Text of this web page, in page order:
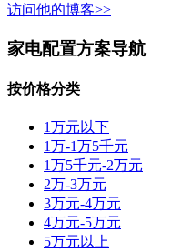
访问他的博客>>
家电配置方案导航
按价格分类
1万元以下
1万-1万5千元
1万5千元-2万元
2万-3万元
3万元-4万元
4万元-5万元
5万元以上